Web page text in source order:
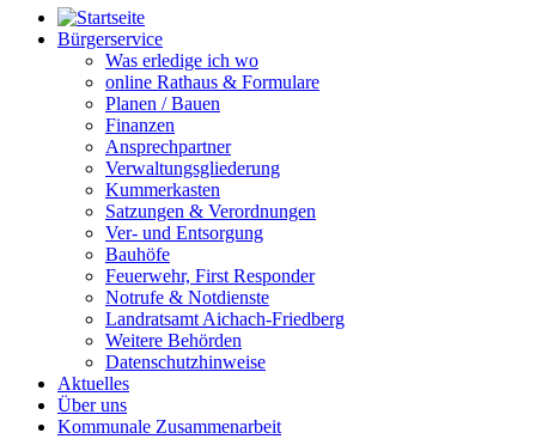
Bürgerservice
Was erledige ich wo
online Rathaus & Formulare
Planen / Bauen
Finanzen
Ansprechpartner
Verwaltungsgliederung
Kummerkasten
Satzungen & Verordnungen
Ver- und Entsorgung
Bauhöfe
Feuerwehr, First Responder
Notrufe & Notdienste
Landratsamt Aichach-Friedberg
Weitere Behörden
Datenschutzhinweise
Aktuelles
Über uns
Kommunale Zusammenarbeit